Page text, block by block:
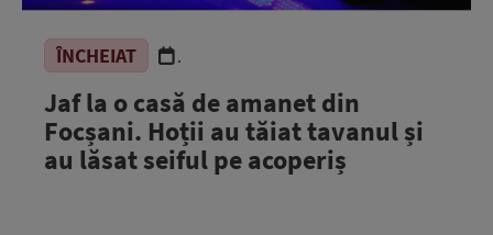
ÎNCHEIAT .
Jaf la o casă de amanet din
Focșani. Hoții au tăiat tavanul și
au lăsat seiful pe acoperiș